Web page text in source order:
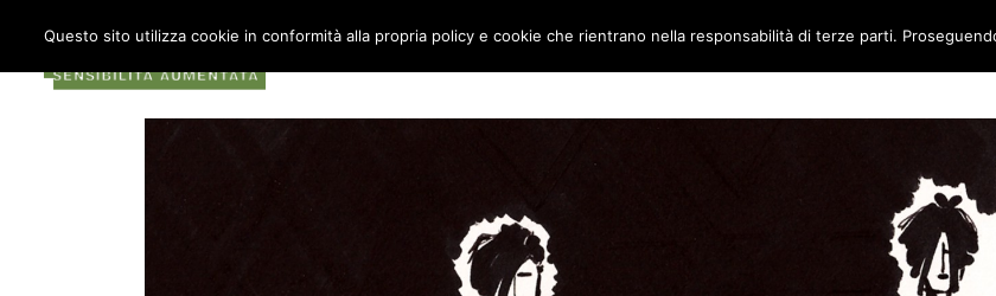
COS’È METABOX CANTIERE METABOX
Questo sito utilizza cookie in conformità alla propria policy e cookie che rientrano nella responsabilità di terze parti.